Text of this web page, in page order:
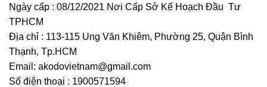
Ngày cấp : 08/12/2021 Nơi Cấp Sở Kế Hoạch Đầu Tư
TPHCM
Địa chỉ : 113-115 Ung Văn Khiêm, Phường 25, Quận Bình
Thạnh, Tp.HCM
Email: akodovietnam@gmail.com
Số điện thoại : 1900571594